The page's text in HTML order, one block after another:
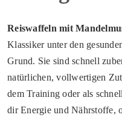
Reiswaffeln mit
Klassiker unter den
Grund. Sie sind schnell
natürlichen, vollwertigen
dem Training oder als
dir Energie und Nährstoffe,